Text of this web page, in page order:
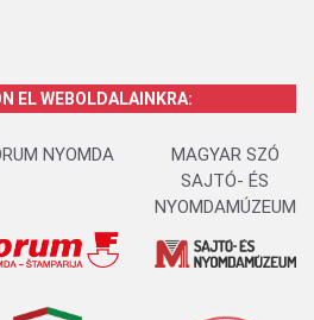
EL WEBOLDALAINKRA:
NYOMDA
MAGYAR SZÓ
SAJTÓ- ÉS
NYOMDAMÚZEUM